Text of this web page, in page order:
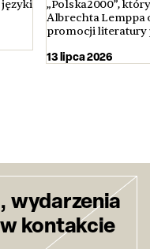
„Polska2000”,
Albrechta Lemppa
promocji literatury
13 lipca 2026
wydarzenia
kontakcie